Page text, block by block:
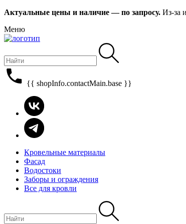
Актуальные цены и наличие — по запросу. Из-за
Меню
{{ shopInfo.contactMain.base }}
Кровельные материалы
Фасад
Водостоки
Заборы и ограждения
Все для кровли